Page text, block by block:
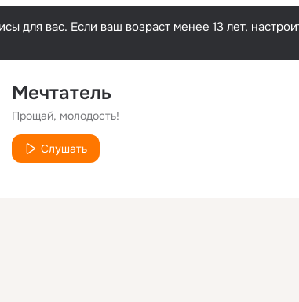
для вас. Если ваш возраст менее 13 лет,
Мечтатель
Прощай, молодость!
Слушать